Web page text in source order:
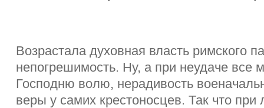
Возрастала духовная власть римского
непогрешимость. Ну, а при неудаче все
Господню волю, нерадивость
веры у самих крестоносцев. Так что